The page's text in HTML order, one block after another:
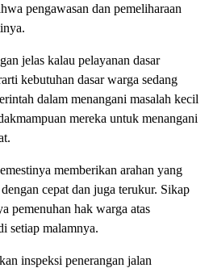
pengawasan dan pemeliharaan
jelas kalau pelayanan dasar
kebutuhan dasar warga sedang
dalam menangani masalah kecil
mereka untuk menangani
memberikan arahan yang
cepat dan juga terukur. Sikap
pemenuhan hak warga atas
setiap malamnya.
inspeksi penerangan jalan